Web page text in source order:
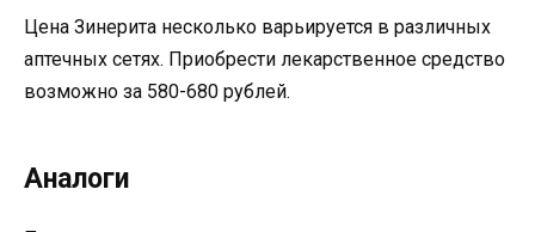
Цена Зинерита несколько варьируется в различных
аптечных сетях. Приобрести лекарственное средство
возможно за 580-680 рублей.
Аналоги